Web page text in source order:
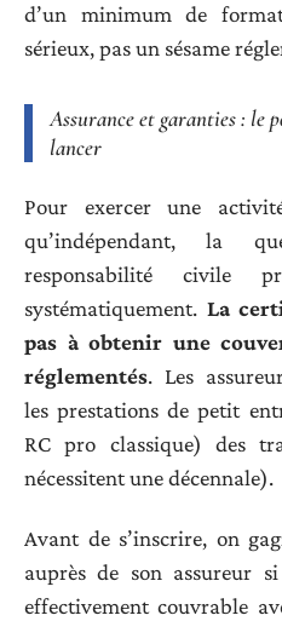
d’un minimum de
sérieux, pas un sésame
Assurance et garanties : le
lancer
Pour exercer une
qu’indépendant, la
responsabilité civile
systématiquement. La
pas à obtenir une
réglementés. Les
les prestations de petit
RC pro classique) des
nécessitent une décennale).
Avant de s’inscrire, on
auprès de son assureur
effectivement couvrable